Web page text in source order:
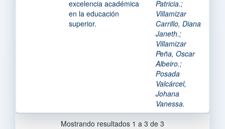
excelencia académica
en la educación
superior.
Patricia.;
Villamizar
Carrillo, Diana
Janeth.;
Villamizar
Peña, Oscar
Albeiro.;
Posada
Valcárcel,
Johana
Vanessa.
Mostrando resultados 1 a 3 de 3